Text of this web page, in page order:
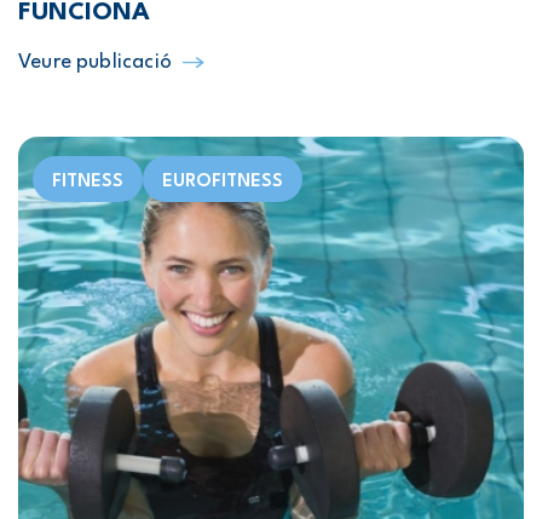
FUNCIONA
Veure publicació
FITNESS EUROFITNESS